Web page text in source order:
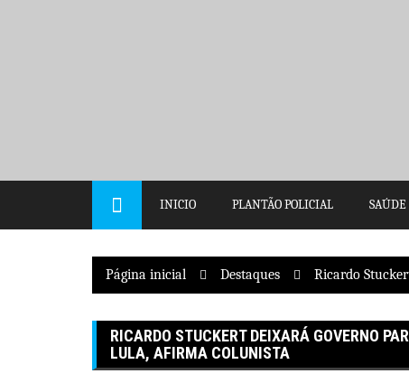
INICIO PLANTÃO POLICIAL SAÚDE
Página inicial Destaques Ricardo
RICARDO STUCKERT DEIXARÁ GOVERNO
LULA, AFIRMA COLUNISTA